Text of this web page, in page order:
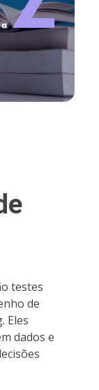
testes
de
Eles
dados e